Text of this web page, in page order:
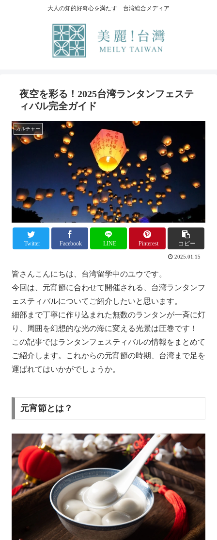
大人の知的好奇心を満たす 台湾総合メディア
夜空を彩る！2025台湾ランタンフェステ
ィバル完全ガイド
カルチャー
Twitter Facebook LINE Pinterest コピー
2025.01.15
皆さんこんにちは、台湾留学中のユウです。
今回は、元宵節に合わせて開催される、台湾ランタンフ
ェスティバルについてご紹介したいと思います。
細部まで丁寧に作り込まれた無数のランタンが一斉に灯
り、周囲を幻想的な光の海に変える光景は圧巻です！
この記事ではランタンフェスティバルの情報をまとめて
ご紹介します。これからの元宵節の時期、台湾まで足を
運ばれてはいかがでしょうか。
元宵節とは？